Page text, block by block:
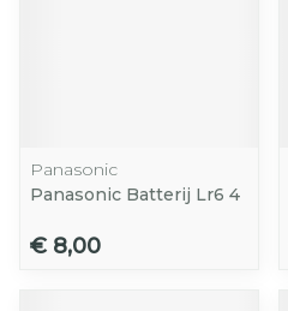
Panasonic
Panasonic Batterij Lr6 4
€ 8,00